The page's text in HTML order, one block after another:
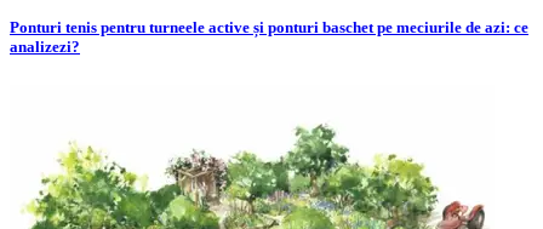
Ponturi tenis pentru turneele active și ponturi baschet pe meciurile de azi: ce
analizezi?